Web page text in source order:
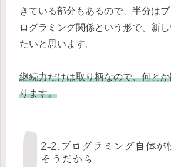
きている部分もあるので、半分は
ログラミング関係という形で、新
たいと思います。
継続力だけは取り柄なので、何と
ります。
2-2.プログラミング自体が
そうだから